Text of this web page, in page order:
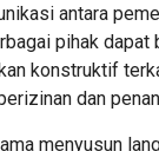
antara
pihak dapat
konstruktif
dan
menyusun